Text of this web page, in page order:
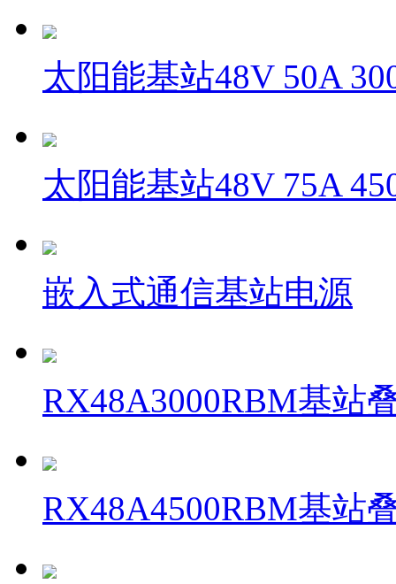
太阳能基站48V 50A
太阳能基站48V 75A
嵌入式通信基站电源
RX48A3000RBM基站
RX48A4500RBM基站